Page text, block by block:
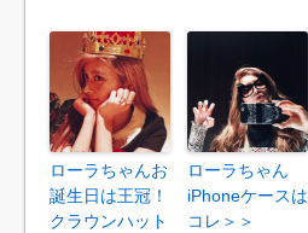
ローラちゃんお
誕生日は王冠！
クラウンハット
ローラちゃん
iPhoneケースは
コレ＞＞